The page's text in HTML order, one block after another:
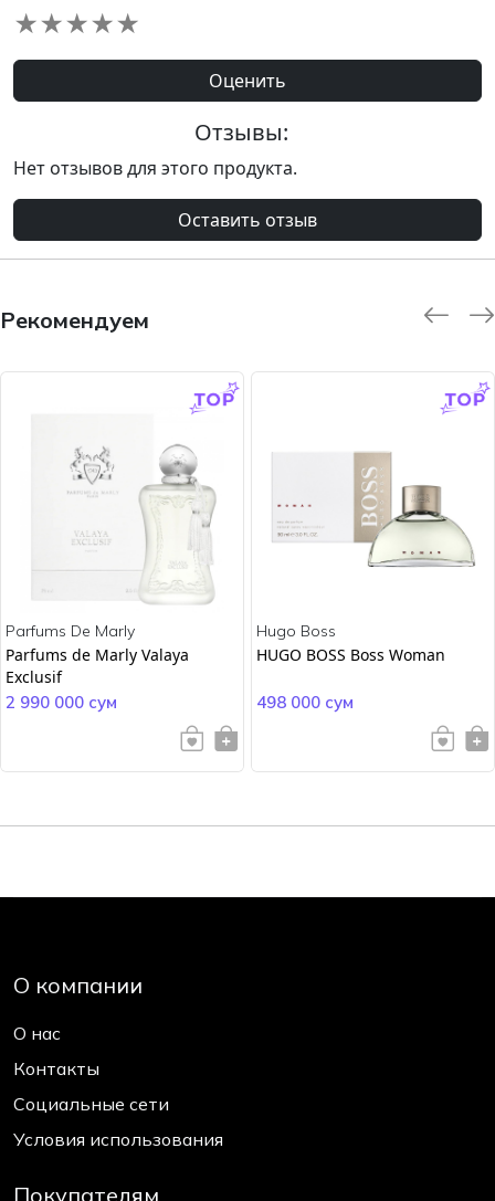
★
★
★
★
★
Оценить
Отзывы:
Нет отзывов для этого продукта.
Оставить отзыв
Рекомендуем
Parfums De Marly
Parfums de Marly Valaya
Exclusif
2 990 000 сум
Hugo Boss
HUGO BOSS Boss Woman
498 000 сум
О компании
О нас
Контакты
Социальные сети
Условия использования
Покупателям